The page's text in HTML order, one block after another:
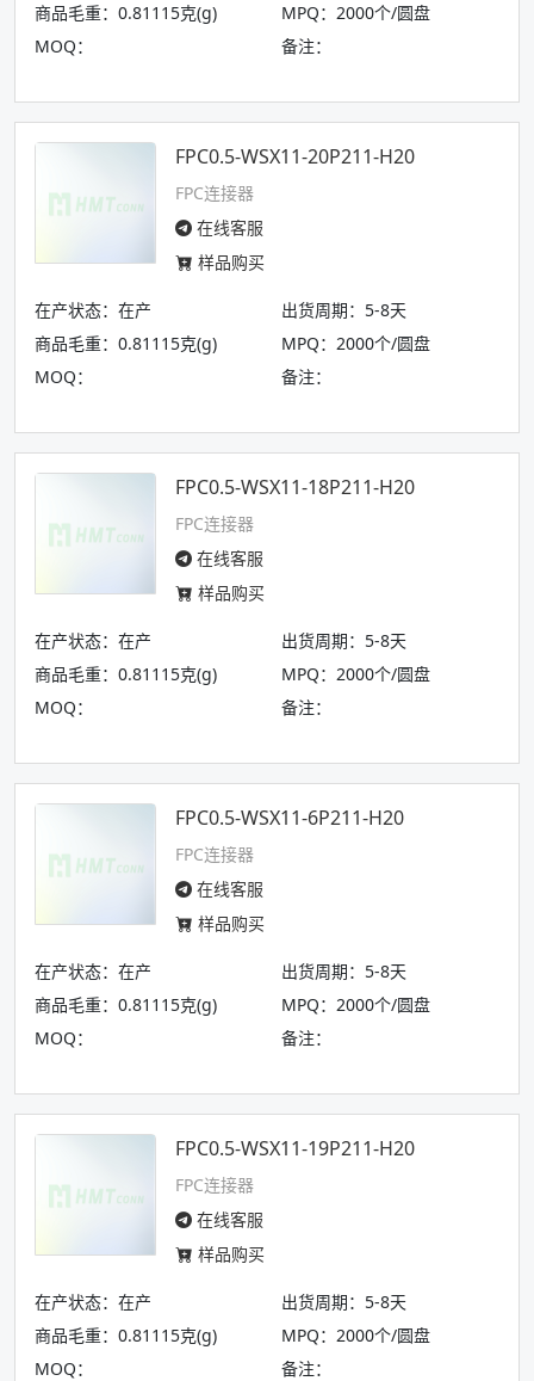
商品毛重：0.81115克(g)
MPQ：2000个/圆盘
MOQ：
备注：
FPC0.5-WSX11-20P211-H20
FPC连接器
在线客服
样品购买
在产状态：在产
出货周期：5-8天
商品毛重：0.81115克(g)
MPQ：2000个/圆盘
MOQ：
备注：
FPC0.5-WSX11-18P211-H20
FPC连接器
在线客服
样品购买
在产状态：在产
出货周期：5-8天
商品毛重：0.81115克(g)
MPQ：2000个/圆盘
MOQ：
备注：
FPC0.5-WSX11-6P211-H20
FPC连接器
在线客服
样品购买
在产状态：在产
出货周期：5-8天
商品毛重：0.81115克(g)
MPQ：2000个/圆盘
MOQ：
备注：
FPC0.5-WSX11-19P211-H20
FPC连接器
在线客服
样品购买
在产状态：在产
出货周期：5-8天
商品毛重：0.81115克(g)
MPQ：2000个/圆盘
MOQ：
备注：